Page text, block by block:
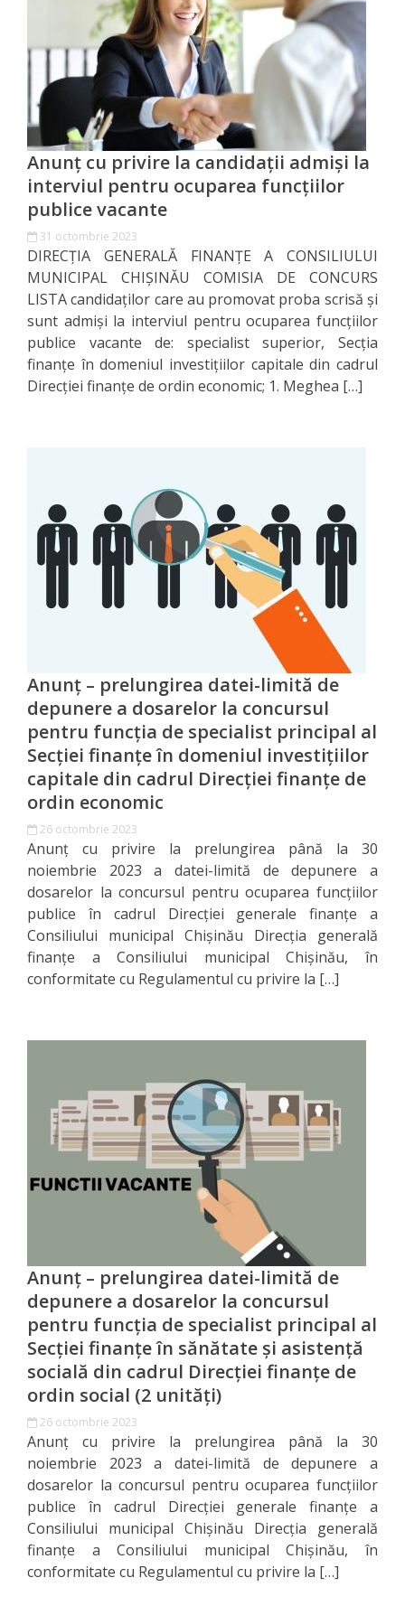
Direcția
finanțe
de
ordin
social
Direcția
datorii
şi
angajamente
financiare
Direcţia
rapoarte
financiare
Serviciul
resurse
Serviciul
juridic
Secția
managementul
documentelor
Secția
servicii
interne
Regulamente
Anunțuri
concurs
Lista
la
concurs
Lista
candidaților
care
au
promovat
proba
scrisă
Anunț cu privire la candidații admiși la
interviul pentru ocuparea funcțiilor
publice vacante
31 octombrie 2023
DIRECŢIA GENERALĂ FINANŢE A CONSILIULUI
MUNICIPAL CHIŞINĂU COMISIA DE CONCURS
LISTA candidaţilor care au promovat proba scrisă și
sunt admiși la interviul pentru ocuparea funcțiilor
publice vacante de: specialist superior, Secția
finanțe în domeniul investițiilor capitale din cadrul
Direcției finanțe de ordin economic; 1. Meghea […]
Anunț – prelungirea datei-limită de
depunere a dosarelor la concursul
pentru funcția de specialist principal al
Secţiei finanţe în domeniul investiţiilor
capitale din cadrul Direcţiei finanţe de
ordin economic
26 octombrie 2023
Anunț cu privire la prelungirea până la 30
noiembrie 2023 a datei-limită de depunere a
dosarelor la concursul pentru ocuparea funcţiilor
publice în cadrul Direcţiei generale finanţe a
Consiliului municipal Chişinău Direcţia generală
finanţe a Consiliului municipal Chişinău, în
conformitate cu Regulamentul cu privire la […]
Anunț – prelungirea datei-limită de
depunere a dosarelor la concursul
pentru funcția de specialist principal al
Secţiei finanţe în sănătate şi asistenţă
socială din cadrul Direcţiei finanţe de
ordin social (2 unităţi)
26 octombrie 2023
Anunț cu privire la prelungirea până la 30
noiembrie 2023 a datei-limită de depunere a
dosarelor la concursul pentru ocuparea funcţiilor
publice în cadrul Direcţiei generale finanţe a
Consiliului municipal Chişinău Direcţia generală
finanţe a Consiliului municipal Chişinău, în
conformitate cu Regulamentul cu privire la […]